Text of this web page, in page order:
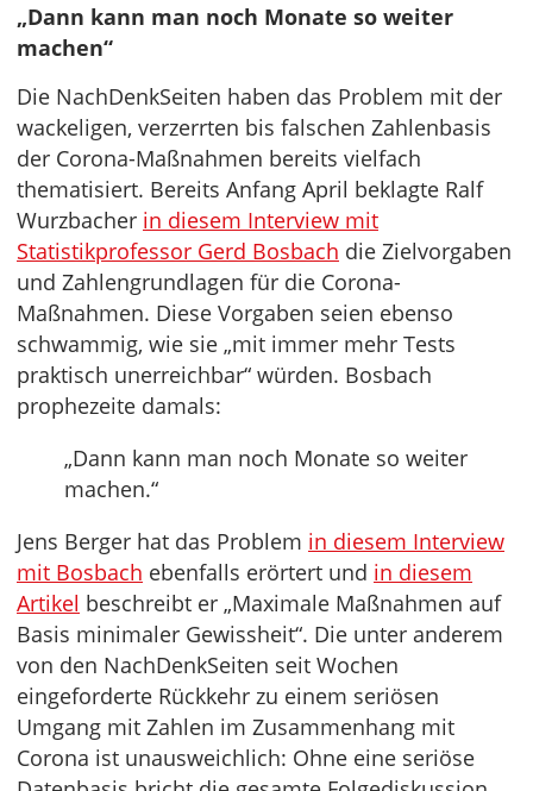
„Dann kann man noch Monate so weiter
machen“
Die NachDenkSeiten haben das Problem mit der
wackeligen, verzerrten bis falschen Zahlenbasis
der Corona-Maßnahmen bereits vielfach
thematisiert. Bereits Anfang April beklagte Ralf
Wurzbacher in diesem Interview mit
Statistikprofessor Gerd Bosbach die Zielvorgaben
und Zahlengrundlagen für die Corona-
Maßnahmen. Diese Vorgaben seien ebenso
schwammig, wie sie „mit immer mehr Tests
praktisch unerreichbar“ würden. Bosbach
prophezeite damals:
„Dann kann man noch Monate so weiter
machen.“
Jens Berger hat das Problem in diesem Interview
mit Bosbach ebenfalls erörtert und in diesem
Artikel beschreibt er „Maximale Maßnahmen auf
Basis minimaler Gewissheit“. Die unter anderem
von den NachDenkSeiten seit Wochen
eingeforderte Rückkehr zu einem seriösen
Umgang mit Zahlen im Zusammenhang mit
Corona ist unausweichlich: Ohne eine seriöse